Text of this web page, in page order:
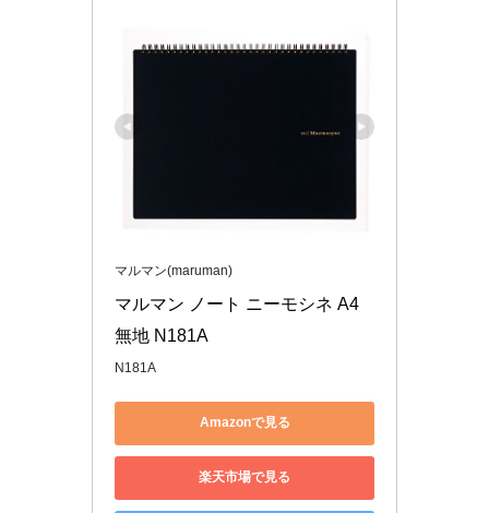
マルマン(maruman)
マルマン ノート ニーモシネ A4
無地 N181A
N181A
Amazonで見る
楽天市場で見る